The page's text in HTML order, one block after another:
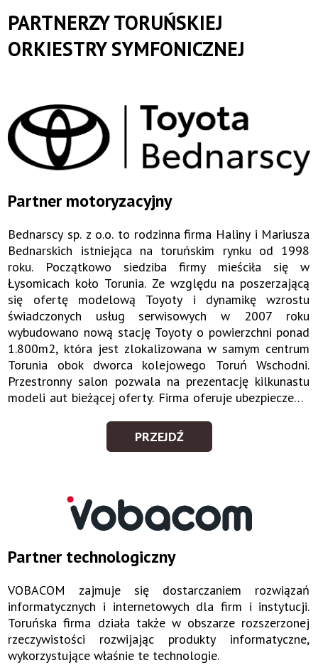
PARTNERZY TORUŃSKIEJ
ORKIESTRY SYMFONICZNEJ
Partner motoryzacyjny
Bednarscy sp. z o.o. to rodzinna firma Haliny i Mariusza
Bednarskich istniejąca na toruńskim rynku od 1998
roku. Początkowo siedziba firmy mieściła się w
Łysomicach koło Torunia. Ze względu na poszerzającą
się ofertę modelową Toyoty i dynamikę wzrostu
świadczonych usług serwisowych w 2007 roku
wybudowano nową stację Toyoty o powierzchni ponad
1.800m2, która jest zlokalizowana w samym centrum
Torunia obok dworca kolejowego Toruń Wschodni.
Przestronny salon pozwala na prezentację kilkunastu
modeli aut bieżącej oferty. Firma oferuje ubezpieczenia
Ubezpieczeniowych, zapewnia preferencyjne oferty
finansowania pojazdów, jak również odkupuje i
PRZEJDŹ
PARTNER
Partner technologiczny
VOBACOM zajmuje się dostarczaniem rozwiązań
informatycznych i internetowych dla firm i instytucji.
Toruńska firma działa także w obszarze rozszerzonej
rzeczywistości rozwijając produkty informatyczne,
wykorzystujące właśnie te technologie.